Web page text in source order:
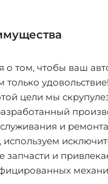
о том, чтобы ваш
только
цели мы
и ремонта
запчасти и